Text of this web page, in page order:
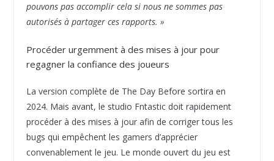
pouvons pas accomplir cela si nous ne sommes pas
autorisés à partager ces rapports. »
Procéder urgemment à des mises à jour pour
regagner la confiance des joueurs
La version complète de The Day Before sortira en
2024. Mais avant, le studio Fntastic doit rapidement
procéder à des mises à jour afin de corriger tous les
bugs qui empêchent les gamers d’apprécier
convenablement le jeu. Le monde ouvert du jeu est